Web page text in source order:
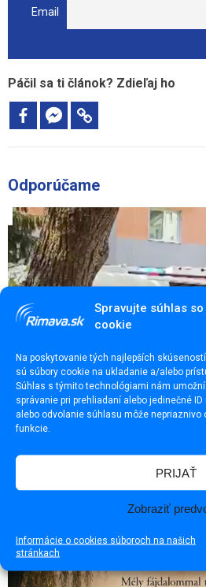
Spravujte súhlas
cookie
Na poskytovanie tých najlepších
sú súbory cookie na ukladanie a/alebo
Súhlas s týmito technológiami nám
správanie pri prehliadaní alebo jedinečné
alebo odvolanie súhlasu môže nepriaznivo
funkcie.
PRIJAŤ
Zobraziť
Informácie o cookies súboroch na našich
stránkach
Email
Páčil sa ti článok? Zdieľaj ho
Odporúčame
situácii